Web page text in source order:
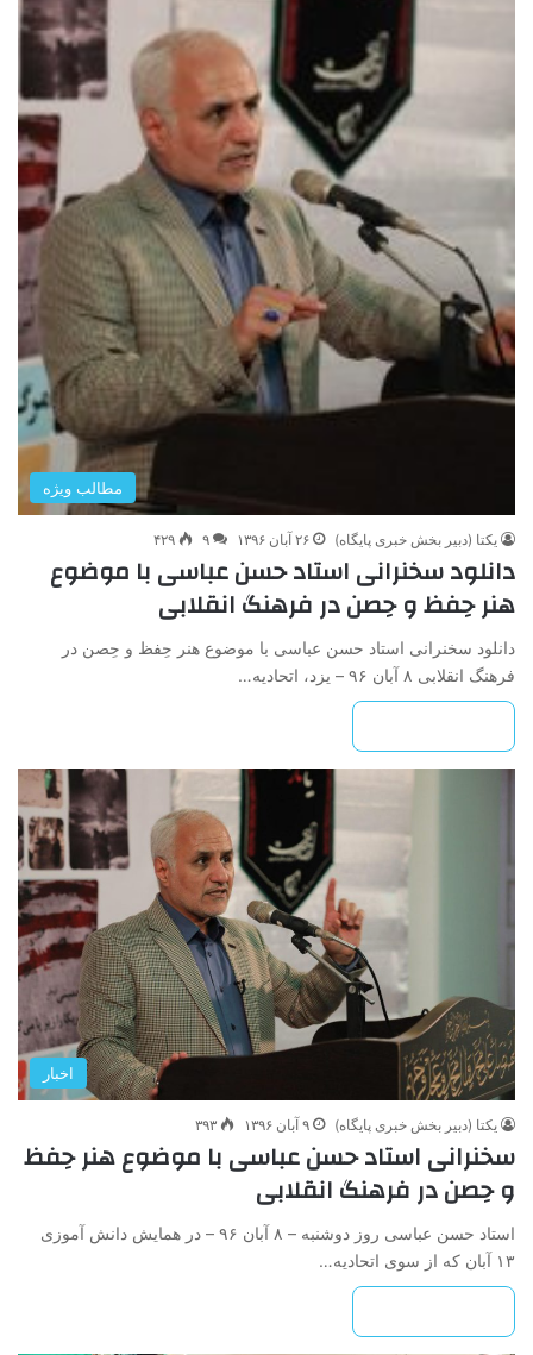
مطالب ویژه
یکتا (دبیر بخش خبری پایگاه) ۲۶ آبان ۱۳۹۶ ۹ ۴۲۹
دانلود سخنرانی استاد حسن عباسی با موضوع
هنر حِفظ و حِصن در فرهنگ انقلابی
دانلود سخنرانی استاد حسن عباسی با موضوع هنر حِفظ و حِصن در
فرهنگ انقلابی ۸ آبان ۹۶ – یزد، اتحادیه…
اخبار
یکتا (دبیر بخش خبری پایگاه) ۹ آبان ۱۳۹۶ ۳۹۳
سخنرانی استاد حسن عباسی با موضوع هنر حِفظ
و حِصن در فرهنگ انقلابی
استاد حسن عباسی روز دوشنبه – ۸ آبان ۹۶ – در همایش دانش آموزی
۱۳ آبان که از سوی اتحادیه…